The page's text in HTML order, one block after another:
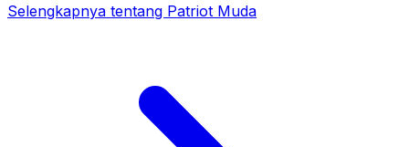
Selengkapnya tentang Patriot Muda